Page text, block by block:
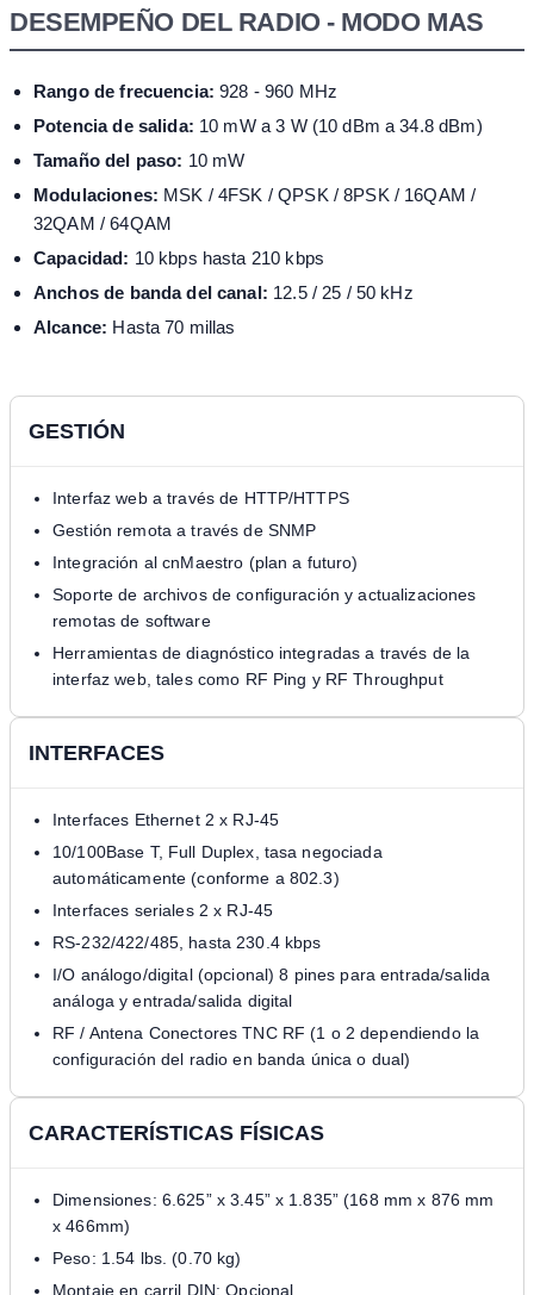
DESEMPEÑO DEL RADIO - MODO MAS
Rango de frecuencia: 928 - 960 MHz
Potencia de salida: 10 mW a 3 W (10 dBm a 34.8 dBm)
Tamaño del paso: 10 mW
Modulaciones: MSK / 4FSK / QPSK / 8PSK / 16QAM /
32QAM / 64QAM
Capacidad: 10 kbps hasta 210 kbps
Anchos de banda del canal: 12.5 / 25 / 50 kHz
Alcance: Hasta 70 millas
GESTIÓN
Interfaz web a través de HTTP/HTTPS
Gestión remota a través de SNMP
Integración al cnMaestro (plan a futuro)
Soporte de archivos de configuración y actualizaciones
remotas de software
Herramientas de diagnóstico integradas a través de la
interfaz web, tales como RF Ping y RF Throughput
INTERFACES
Interfaces Ethernet 2 x RJ-45
10/100Base T, Full Duplex, tasa negociada
automáticamente (conforme a 802.3)
Interfaces seriales 2 x RJ-45
RS-232/422/485, hasta 230.4 kbps
I/O análogo/digital (opcional) 8 pines para entrada/salida
análoga y entrada/salida digital
RF / Antena Conectores TNC RF (1 o 2 dependiendo la
configuración del radio en banda única o dual)
CARACTERÍSTICAS FÍSICAS
Dimensiones: 6.625” x 3.45” x 1.835” (168 mm x 876 mm
x 466mm)
Peso: 1.54 lbs. (0.70 kg)
Montaje en carril DIN: Opcional